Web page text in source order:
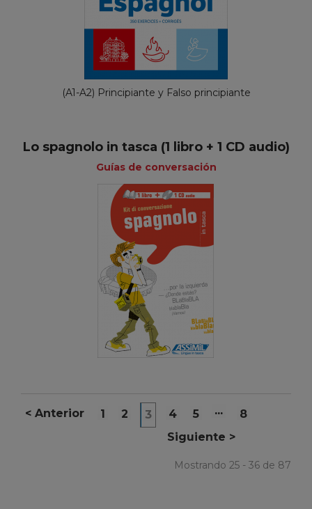
(A1-A2) Principiante y Falso principiante
Lo spagnolo in tasca (1 libro + 1 CD audio)
Guías de conversación
< Anterior 1 2 3 4 5 ...
8
Siguiente >
Mostrando 25 - 36 de 87